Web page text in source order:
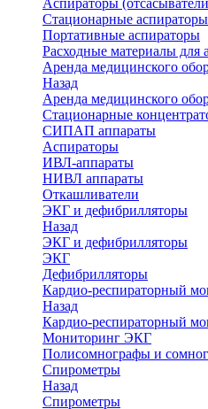
Аспираторы
Стационарные аспираторы
Портативные аспираторы
Расходные материалы для
Аренда медицинского
Назад
Аренда медицинского
Стационарные
СИПАП аппараты
Аспираторы
ИВЛ-аппараты
НИВЛ аппараты
Откашливатели
ЭКГ и дефибрилляторы
Назад
ЭКГ и дефибрилляторы
ЭКГ
Дефибрилляторы
Кардио-респираторный
Назад
Кардио-респираторный
Мониторинг ЭКГ
Полисомнографы и
Спирометры
Назад
Спирометры